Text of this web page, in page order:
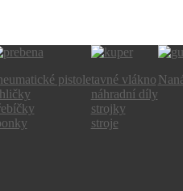
pistoletavné vlákno
náhradní díly
strojky
stroje